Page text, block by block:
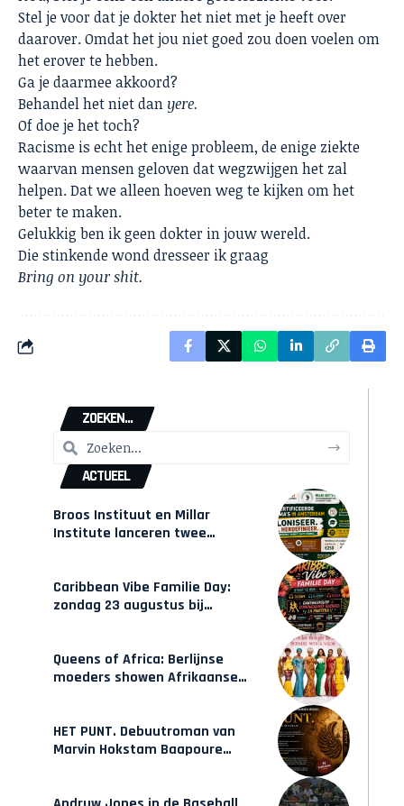
Stel je voor dat je dokter het niet met je heeft over
daarover. Omdat het jou niet goed zou doen voelen om
het erover te hebben.
Ga je daarmee akkoord?
Behandel het niet dan yere.
Of doe je het toch?
Racisme is echt het enige probleem, de enige ziekte
waarvan mensen geloven dat wegzwijgen het zal
helpen. Dat we alleen hoeven weg te kijken om het
beter te maken.
Gelukkig ben ik geen dokter in jouw wereld.
Die stinkende wond dresseer ik graag
Bring on your shit.
ZOEKEN...
ACTUEEL
Broos Instituut en Millar
Institute lanceren twee
Caribbean Vibe Familie Day:
zondag 23 augustus bij
Queens of Africa: Berlijnse
moeders showen Afrikaanse
HET PUNT. Debuutroman van
Marvin Hokstam Baapoure